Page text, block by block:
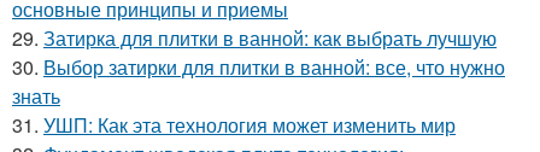
основные принципы и приемы
29. Затирка для плитки в ванной: как выбрать лучшую
30. Выбор затирки для плитки в ванной: все, что нужно
знать
31. УШП: Как эта технология может изменить мир